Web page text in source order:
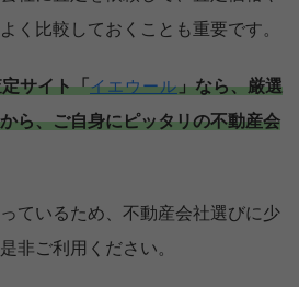
く比較しておくことも重要です。
サイト「イエウール」なら、厳選
ら、ご自身にピッタリの不動産会
ているため、不動産会社選びに少
非ご利用ください。